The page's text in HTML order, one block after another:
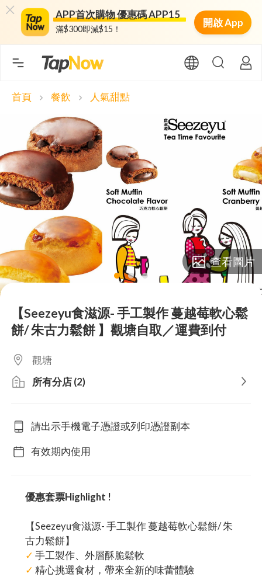
APP首次購物 優惠碼 APP15
滿$300即減$15！
開啟 App
首頁 chevron_right 餐飲 chevron_right 人氣甜點
lens lens lens
查看圖片
【Seezeyu食滋源- 手工製作 蔓越莓軟心鬆
餅/ 朱古力鬆餅 】觀塘自取／運費到付
觀塘
所有分店 (2)
請出示手機電子憑證或列印憑證副本
有效期內使用
優惠套票Highlight !
【Seezeyu食滋源- 手工製作 蔓越莓軟心鬆餅/ 朱
古力鬆餅】
✓ 手工製作、外層酥脆鬆軟
✓ 精心挑選食材，帶來全新的味蕾體驗